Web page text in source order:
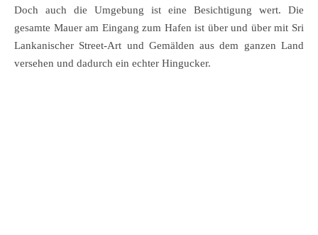
Doch auch die Umgebung ist eine Besichtigung wert. Die
gesamte Mauer am Eingang zum Hafen ist über und über mit Sri
Lankanischer Street-Art und Gemälden aus dem ganzen Land
versehen und dadurch ein echter Hingucker.